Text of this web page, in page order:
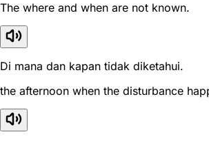
The where and when are not known.
Di mana dan kapan tidak diketahui.
the afternoon when the disturbance